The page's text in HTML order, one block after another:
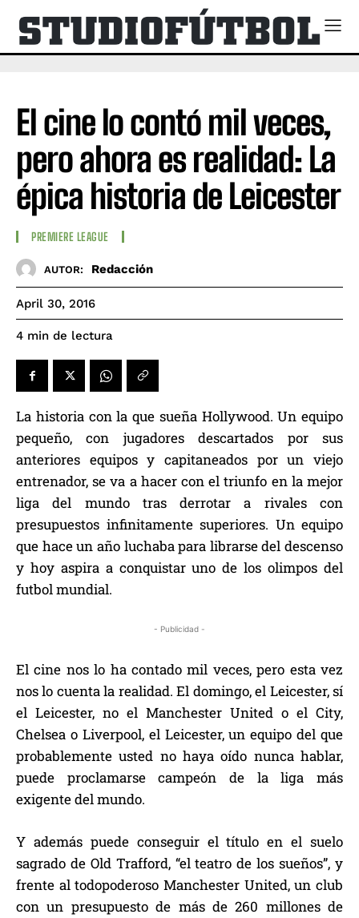
El cine lo contó mil veces,
pero ahora es realidad: La
épica historia de Leicester
PREMIERE LEAGUE
AUTOR: Redacción
April 30, 2016
4 min de lectura
La historia con la que sueña Hollywood. Un equipo
pequeño, con jugadores descartados por sus
anteriores equipos y capitaneados por un viejo
entrenador, se va a hacer con el triunfo en la mejor
liga del mundo tras derrotar a rivales con
presupuestos infinitamente superiores. Un equipo
que hace un año luchaba para librarse del descenso
y hoy aspira a conquistar uno de los olimpos del
futbol mundial.
- Publicidad -
El cine nos lo ha contado mil veces, pero esta vez
nos lo cuenta la realidad. El domingo, el Leicester, sí
el Leicester, no el Manchester United o el City,
Chelsea o Liverpool, el Leicester, un equipo del que
probablemente usted no haya oído nunca hablar,
puede proclamarse campeón de la liga más
exigente del mundo.
Y además puede conseguir el título en el suelo
sagrado de Old Trafford, “el teatro de los sueños”, y
frente al todopoderoso Manchester United, un club
con un presupuesto de más de 260 millones de